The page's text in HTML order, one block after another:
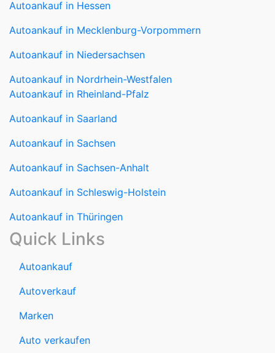
Autoankauf in Hessen
Autoankauf in Mecklenburg-Vorpommern
Autoankauf in Niedersachsen
Autoankauf in Nordrhein-Westfalen
Autoankauf in Rheinland-Pfalz
Autoankauf in Saarland
Autoankauf in Sachsen
Autoankauf in Sachsen-Anhalt
Autoankauf in Schleswig-Holstein
Autoankauf in Thüringen
Quick Links
Autoankauf
Autoverkauf
Marken
Auto verkaufen